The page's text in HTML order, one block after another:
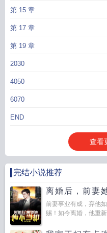
第 15 章
第 17 章
第 19 章
2030
4050
6070
END
查看
完结小说推荐
离婚后，前妻
前妻事业有成，弃他
赐！如今离婚，他重